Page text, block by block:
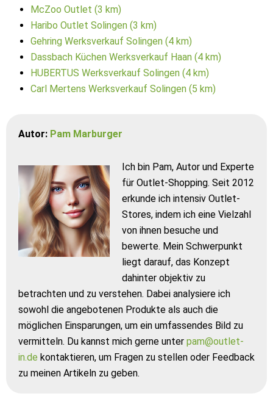
McZoo Outlet (3 km)
Haribo Outlet Solingen (3 km)
Gehring Werksverkauf Solingen (4 km)
Dassbach Küchen Werksverkauf Haan (4 km)
HUBERTUS Werksverkauf Solingen (4 km)
Carl Mertens Werksverkauf Solingen (5 km)
Autor: Pam Marburger
Ich bin Pam, Autor und Experte
für Outlet-Shopping. Seit 2012
erkunde ich intensiv Outlet-
Stores, indem ich eine Vielzahl
von ihnen besuche und
bewerte. Mein Schwerpunkt
liegt darauf, das Konzept
dahinter objektiv zu
betrachten und zu verstehen. Dabei analysiere ich
sowohl die angebotenen Produkte als auch die
möglichen Einsparungen, um ein umfassendes Bild zu
vermitteln. Du kannst mich gerne unter pam@outlet-
in.de kontaktieren, um Fragen zu stellen oder Feedback
zu meinen Artikeln zu geben.